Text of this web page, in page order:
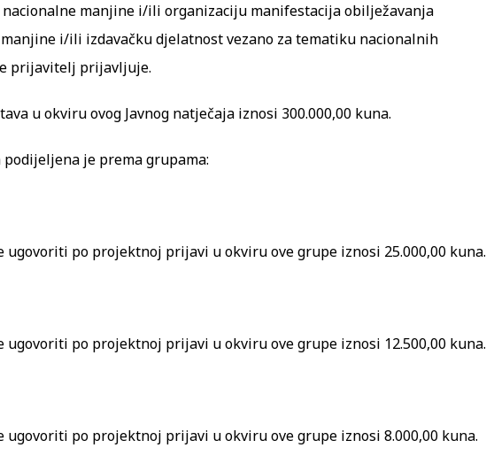
manjine i/ili organizaciju manifestacija obilježavanja
i/ili izdavačku djelatnost vezano za tematiku nacionalnih
prijavitelj prijavljuje.
u okviru ovog Javnog natječaja iznosi 300.000,00 kuna.
je prema grupama:
po projektnoj prijavi u okviru ove grupe iznosi 25.000,00 kuna.
po projektnoj prijavi u okviru ove grupe iznosi 12.500,00 kuna.
po projektnoj prijavi u okviru ove grupe iznosi 8.000,00 kuna.